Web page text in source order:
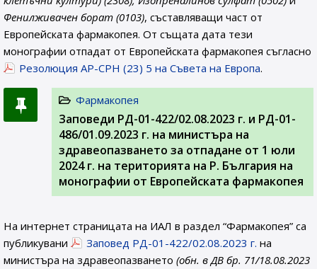
Фенилживачен борат (0103), съставляващи част от
Европейската фармакопея. От същата дата тези
монографии отпадат от Европейската фармакопея съгласно
Резолюция AP-CPH (23) 5 на Съвета на Европа.
Фармакопея
Заповеди РД-01-422/02.08.2023 г. и РД-01-
486/01.09.2023 г. на министъра на
здравеопазването за отпадане от 1 юли
2024 г. на територията на Р. България на
монографии от Европейската фармакопея
На интернет страницата на ИАЛ в раздел “Фармакопея” са
публикувани
Заповед РД-01-422/02.08.2023 г. на
министъра на здравеопазването (обн. в ДВ бр. 71/18.08.2023